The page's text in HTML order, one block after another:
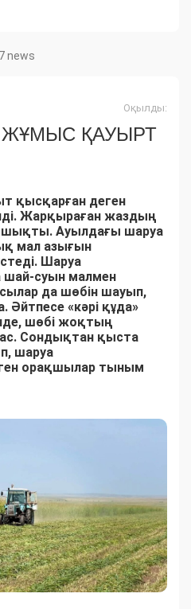
news
Оқылды:
ҚАУЫРТ
қысқарған деген
Жарқыраған жаздың
шықты. Ауылдағы шаруа
мал азығын
Шаруа
суын малмен
да шөбін шауып,
Әйтпесе «кәрі құда»
шөбі жоқтың
Сондықтан қыста
шаруа
орақшылар тыным